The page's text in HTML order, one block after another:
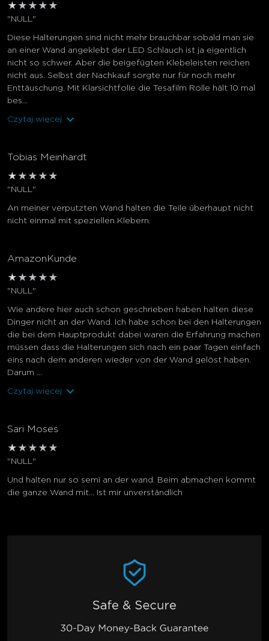
★ ★ ★ ★ ★
"NULL"
Diese Halterungen sind nicht mehr brauchbar sobald man sie
an einer Wand angeklebt der LED Schlauch ist ja eigentlich
nicht so schwer. Aber die beigefügten Klebeleisten reichen
nicht aus. Selbst der Nachkauf sorgte nur für noch mehr
Enttäuschung. Mit Klarsichtfolie die Tesafilm Rolle hält 10 mal
bes...
Czytaj więcej
Tobias Meinhardt
★ ★ ★ ★ ★
"NULL"
An meiner verputzten Wand halten die Teile überhaupt nicht
nicht einmal mit speziellen Klebern.
AmazonKunde
★ ★ ★ ★ ★
"NULL"
Wie andere hier auch schon geschrieben haben halten diese
Dinger nicht an der Wand. Ich habe schon bei den Halterungen
die bei dem Hauptprodukt dabei waren die Erfahrung machen
müssen dass die Halterungen sich nach ein paar Tagen einfach
eins nach dem anderen wieder von der Wand gelöst haben.
Darum ...
Czytaj więcej
Sari Moses
★ ★ ★ ★ ★
"NULL"
Und halten nur so semi an der wand. Beim abmachen kommt
die ganze Wand mit… Ist mir unverständlich